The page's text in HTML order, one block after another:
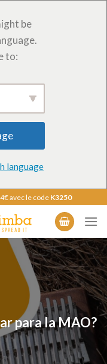
be
to:
language
avec le code K3250
para la MAO?